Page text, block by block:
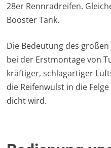
28er Rennradreifen.
Booster Tank.
Die Bedeutung des
bei der Erstmontage von
kräftiger, schlagartiger
die Reifenwulst in die
dicht wird.